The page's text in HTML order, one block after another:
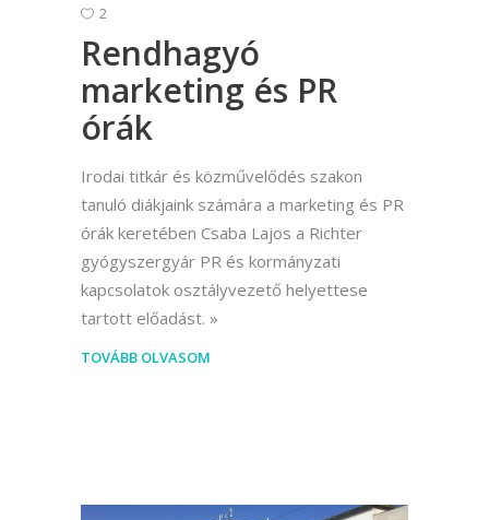
2
Rendhagyó
marketing és PR
órák
Irodai titkár és közművelődés szakon
tanuló diákjaink számára a marketing és PR
órák keretében Csaba Lajos a Richter
gyógyszergyár PR és kormányzati
kapcsolatok osztályvezető helyettese
tartott előadást.
TOVÁBB OLVASOM